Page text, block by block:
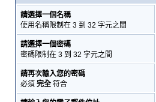
請選擇一個名稱
使用名稱限制在 3 到 32 字元之間
請選擇一個密碼
密碼限制在 3 到 32 字元之間
請再次輸入您的密碼
必須 完全符合